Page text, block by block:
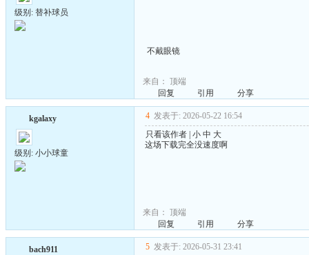
级别: 替补球员
不戴眼镜
来自： 顶端
回复
引用 分享
kgalaxy
级别: 小小球童
4 发表于: 2026-05-22 16:54
只看该作者 小 中 大
这场下载完全没速度啊
来自： 顶端
回复
引用 分享
bach911 5 发表于: 2026-05-31 23:41